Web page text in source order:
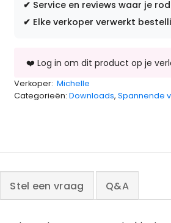
✔ Service en reviews waar je
✔ Elke verkoper verwerkt
Verkoper: Michelle
Categorieën: Downloads, Spannende
Stel een vraag Q&A